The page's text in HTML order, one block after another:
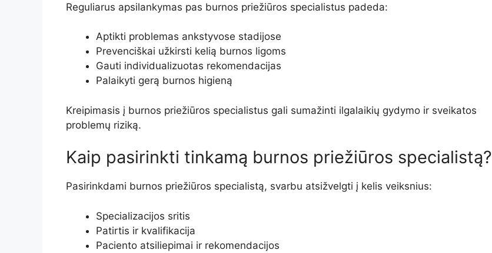
Reguliarus apsilankymas pas burnos priežiūros specialistus padeda:
Aptikti problemas ankstyvose stadijose
Prevenciškai užkirsti kelią burnos ligoms
Gauti individualizuotas rekomendacijas
Palaikyti gerą burnos higieną
Kreipimasis į burnos priežiūros specialistus gali sumažinti ilgalaikių gydymo ir sveikatos
problemų riziką.
Kaip pasirinkti tinkamą burnos priežiūros specialistą?
Pasirinkdami burnos priežiūros specialistą, svarbu atsižvelgti į kelis veiksnius:
Specializacijos sritis
Patirtis ir kvalifikacija
Paciento atsiliepimai ir rekomendacijos